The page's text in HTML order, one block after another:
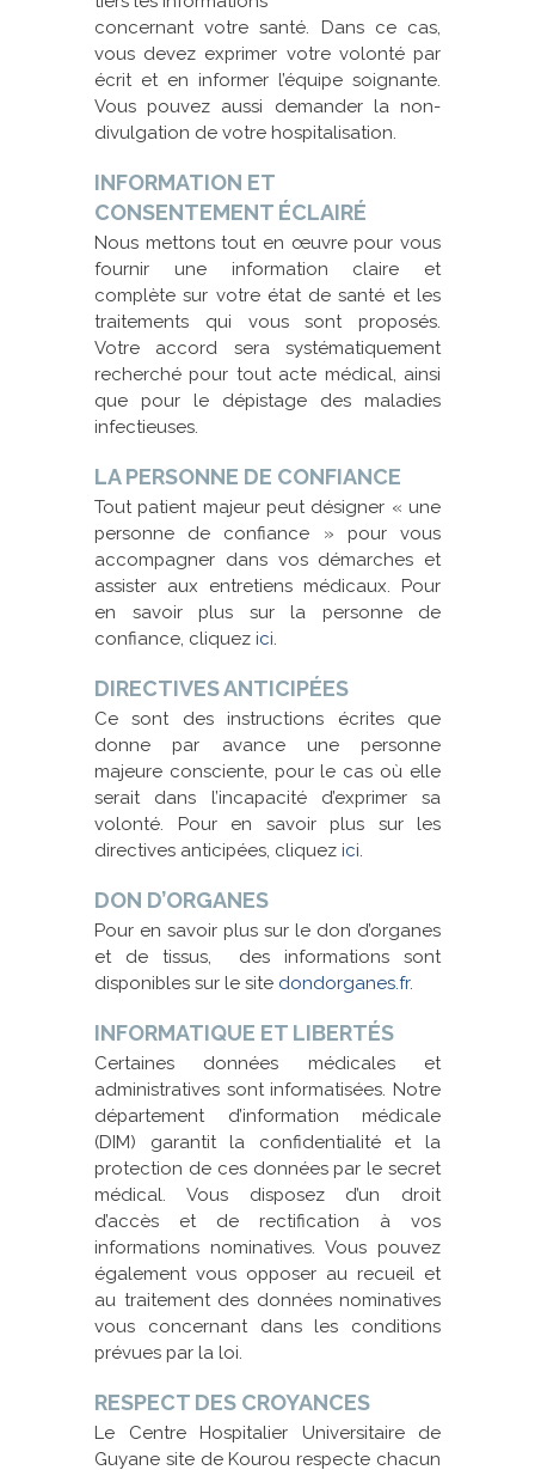
concernant votre santé. Dans ce cas,
vous devez exprimer votre volonté par
écrit et en informer l’équipe soignante.
Vous pouvez aussi demander la non-
divulgation de votre hospitalisation.
INFORMATION ET
CONSENTEMENT ÉCLAIRÉ
Nous mettons tout en œuvre pour vous
fournir une information claire et
complète sur votre état de santé et les
traitements qui vous sont proposés.
Votre accord sera systématiquement
recherché pour tout acte médical, ainsi
que pour le dépistage des maladies
infectieuses.
LA PERSONNE DE CONFIANCE
Tout patient majeur peut désigner « une
personne de confiance » pour vous
accompagner dans vos démarches et
assister aux entretiens médicaux. Pour
en savoir plus sur la personne de
confiance, cliquez ici.
DIRECTIVES ANTICIPÉES
Ce sont des instructions écrites que
donne par avance une personne
majeure consciente, pour le cas où elle
serait dans l’incapacité d’exprimer sa
volonté. Pour en savoir plus sur les
directives anticipées, cliquez ici.
DON D’ORGANES
Pour en savoir plus sur le don d’organes
et de tissus, des informations sont
disponibles sur le site dondorganes.fr.
INFORMATIQUE ET LIBERTÉS
Certaines données médicales et
administratives sont informatisées. Notre
département d’information médicale
(DIM) garantit la confidentialité et la
protection de ces données par le secret
médical. Vous disposez d’un droit
d’accès et de rectification à vos
informations nominatives. Vous pouvez
également vous opposer au recueil et
au traitement des données nominatives
vous concernant dans les conditions
prévues par la loi.
RESPECT DES CROYANCES
Le Centre Hospitalier Universitaire de
Guyane site de Kourou respecte chacun